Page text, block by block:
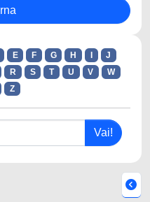
E F G H
J
R S T U V
W
Z